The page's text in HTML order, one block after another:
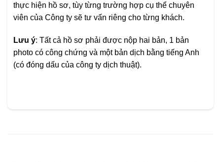
thực hiện hồ sơ, tùy từng trường hợp cụ thể chuyên
viên của Công ty sẽ tư vấn riêng cho từng khách.
Lưu ý: Tất cả hồ sơ phải được nộp hai bản, 1 bản
photo có công chứng và một bản dịch bằng tiếng Anh
(có đóng dấu của công ty dịch thuật).